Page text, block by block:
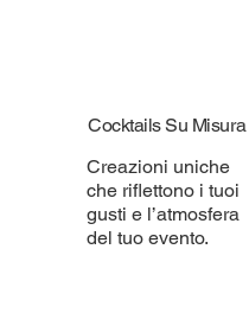
Cocktails Su Misura
Creazioni uniche
che riflettono i tuoi
gusti e l’atmosfera
del tuo evento.